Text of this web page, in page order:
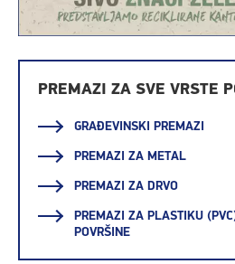
PREMAZI ZA SVE VRSTE
GRAĐEVINSKI PREMAZI
PREMAZI ZA METAL
PREMAZI ZA DRVO
PREMAZI ZA PLASTIKU
POVRŠINE